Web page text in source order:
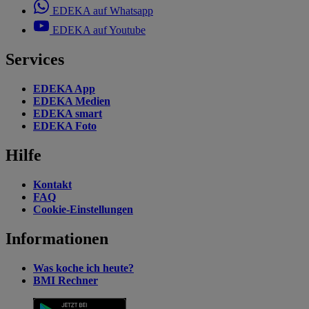
EDEKA auf Whatsapp
EDEKA auf Youtube
Services
EDEKA App
EDEKA Medien
EDEKA smart
EDEKA Foto
Hilfe
Kontakt
FAQ
Cookie-Einstellungen
Informationen
Was koche ich heute?
BMI Rechner